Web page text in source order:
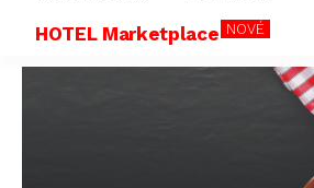
HOTEL Marketplace NOVÉ